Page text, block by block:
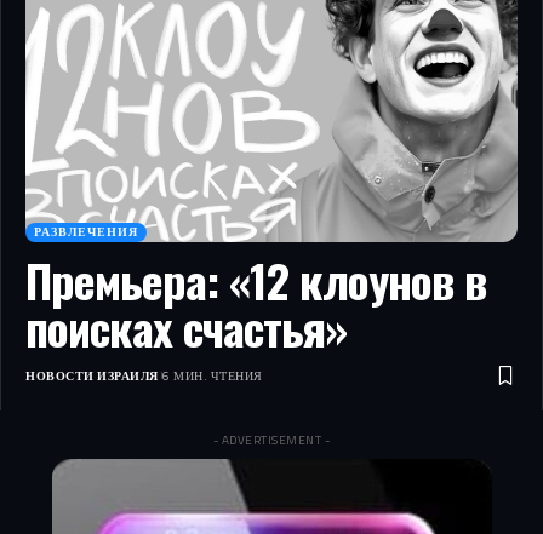
РАЗВЛЕЧЕНИЯ
Премьера: «12 клоунов в
поисках счастья»
НОВОСТИ ИЗРАИЛЯ 6 МИН. ЧТЕНИЯ
- ADVERTISEMENT -